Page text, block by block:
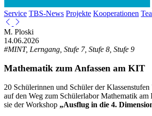
Service TBS-News Projekte Kooperationen
M. Ploski
14.06.2026
#MINT, Lerngang, Stufe 7, Stufe 8, Stufe 9
Mathematik zum Anfassen am KIT
20 Schülerinnen und Schüler der Klassenstufen
auf den Weg zum Schülerlabor Mathematik
sie der Workshop „Ausflug in die 4.